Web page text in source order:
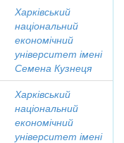
Харківський
національний
економічний
університет імені
Семена Кузнеця
Харківський
національний
економічний
університет імені